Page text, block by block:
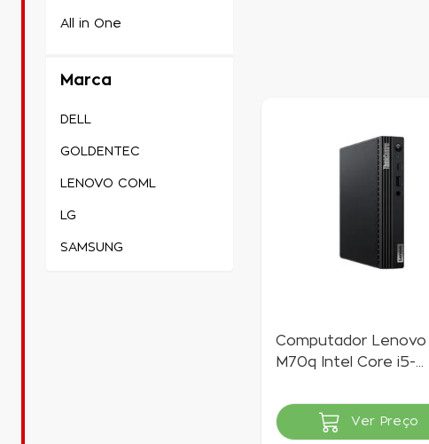
Marca
Computador Lenovo
M70q Intel Core i5-
M.2 Windows 10 PRO
Indisponível
Ver Preço